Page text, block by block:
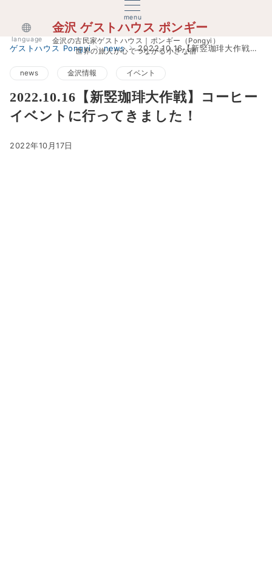
menu
金沢 ゲストハウス ポンギー
金沢の古民家ゲストハウス｜ポンギー（Pongyi）
世界の旅人が心でつながる小さな宿
language
ゲストハウス Pongyi news 2022.10.16【新竪珈琲大作戦】コーヒーイベントに行ってきました！
news 金沢情報 イベント
2022.10.16【新竪珈琲大作戦】コーヒー
イベントに行ってきました！
2022年10月17日